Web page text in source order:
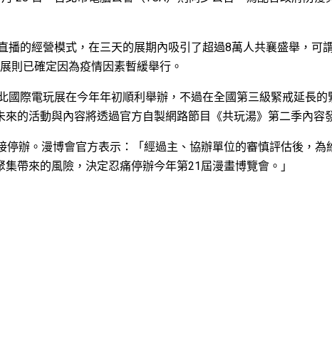
的經營模式，在三天的展期內吸引了超過8萬人共襄盛舉，可
則已確定因為疫情因素暫緩舉行。
際電玩展在今年年初順利舉辦，不過在全國第三級緊戒延長的
的活動與內容將透過官方自製網路節目《共玩湯》第二季內容
辦。漫博會官方表示：「經過主、協辦單位的審慎評估後，為
帶來的風險，決定忍痛停辦今年第21屆漫畫博覽會。」